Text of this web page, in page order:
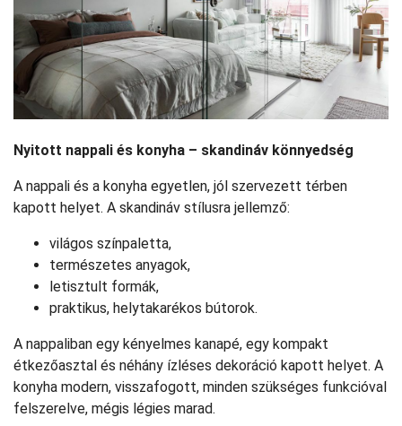
Nyitott nappali és konyha – skandináv könnyedség
A nappali és a konyha egyetlen, jól szervezett térben
kapott helyet. A skandináv stílusra jellemző:
világos színpaletta,
természetes anyagok,
letisztult formák,
praktikus, helytakarékos bútorok.
A nappaliban egy kényelmes kanapé, egy kompakt
étkezőasztal és néhány ízléses dekoráció kapott helyet. A
konyha modern, visszafogott, minden szükséges funkcióval
felszerelve, mégis légies marad.